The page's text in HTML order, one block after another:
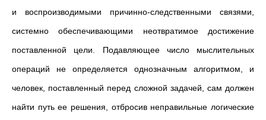
и воспроизводимыми причинно-следственными связями,
системно обеспечивающими неотвратимое достижение
поставленной цели. Подавляющее число мыслительных
операций не определяется однозначным алгоритмом, и
человек, поставленный перед сложной задачей, сам должен
найти путь ее решения, отбросив неправильные логические